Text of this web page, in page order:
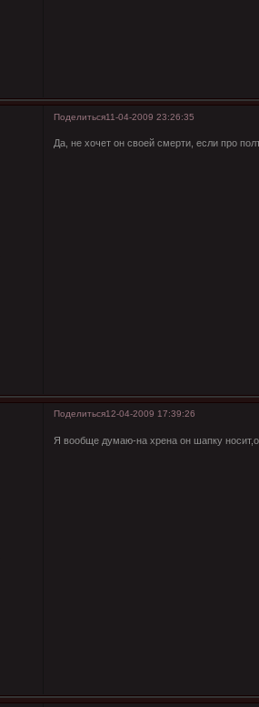
Поделиться11-04-2009 23:26:35
Да, не хочет он своей смерти, если про
Поделиться12-04-2009 17:39:26
Я вообще думаю-на хрена он шапку